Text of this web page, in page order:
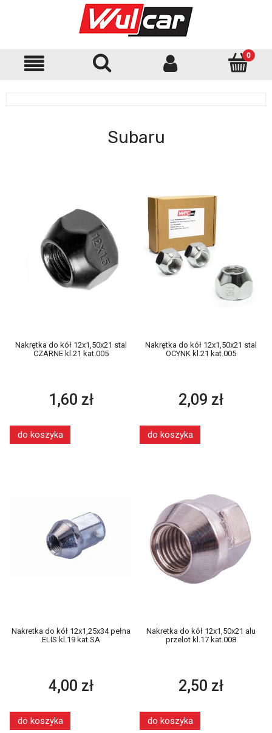
Subaru
Nakrętka do kół 12x1,50x21 stal
CZARNE kl.21 kat.005
1,60 zł
do koszyka
Nakrętka do kół 12x1,50x21 stal
OCYNK kl.21 kat.005
2,09 zł
do koszyka
Nakretka do kół 12x1,25x34 pełna
ELIS kl.19 kat.SA
4,00 zł
do koszyka
Nakretka do kół 12x1,50x21 alu
przelot kl.17 kat.008
2,50 zł
do koszyka